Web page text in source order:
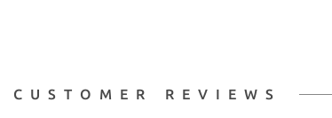
CUSTOMER REVIEWS